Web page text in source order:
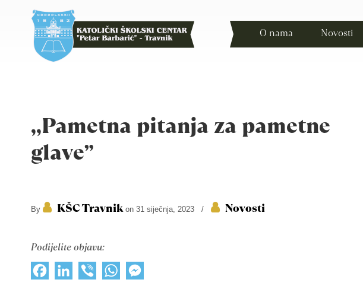
O nama Novosti
,,Pametna pitanja za pametne
glave”
By KŠC Travnikon 31 siječnja, 2023 / Novosti
Podijelite objavu:
FacebookLinkedInViber WhatsApp